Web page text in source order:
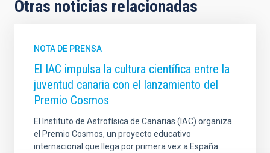
Otras noticias relacionadas
NOTA DE PRENSA
El IAC impulsa la cultura científica entre la
juventud canaria con el lanzamiento del
Premio Cosmos
El Instituto de Astrofísica de Canarias (IAC) organiza
el Premio Cosmos, un proyecto educativo
internacional que llega por primera vez a España